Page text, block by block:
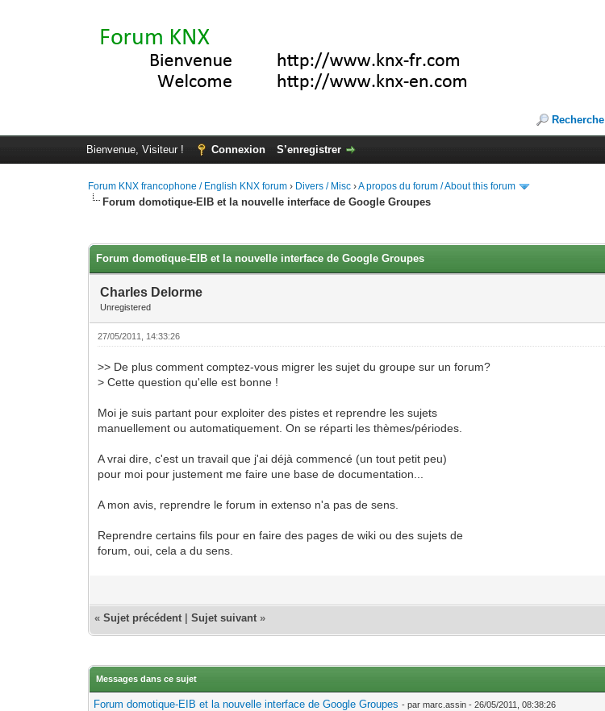
Recherche
Bienvenue, Visiteur ! Connexion S’enregistrer
Forum KNX francophone / English KNX forum › Divers / Misc ›A propos du forum / About this forum
Forum domotique-EIB et la nouvelle interface de Google Groupes
Forum domotique-EIB et la nouvelle interface de Google Groupes
Charles Delorme
Unregistered
27/05/2011, 14:33:26
>> De plus comment comptez-vous migrer les sujet du groupe sur un forum?
> Cette question qu'elle est bonne !
Moi je suis partant pour exploiter des pistes et reprendre les sujets
manuellement ou automatiquement. On se réparti les thèmes/périodes.
A vrai dire, c'est un travail que j'ai déjà commencé (un tout petit peu)
pour moi pour justement me faire une base de documentation...
A mon avis, reprendre le forum in extenso n'a pas de sens.
Reprendre certains fils pour en faire des pages de wiki ou des sujets de
forum, oui, cela a du sens.
«Sujet précédent |Sujet suivant »
Messages dans ce sujet
Forum domotique-EIB et la nouvelle interface de Google Groupes - par marc.assin - 26/05/2011, 08:38:26